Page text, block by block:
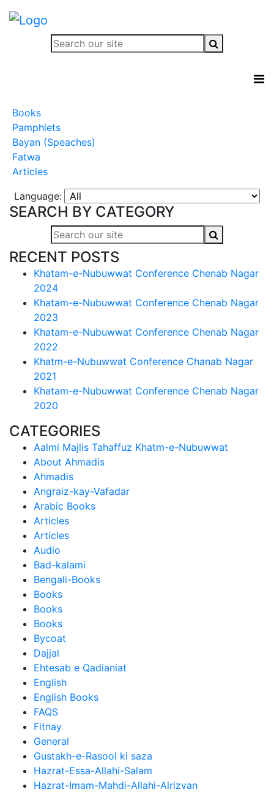
Books
Pamphlets
Bayan (Speaches)
Fatwa
Articles
Language:
SEARCH BY CATEGORY
RECENT POSTS
Khatam-e-Nubuwwat Conference Chenab Nagar
2024
Khatam-e-Nubuwwat Conference Chenab Nagar
2023
Khatam-e-Nubuwwat Conference Chenab Nagar
2022
Khatm-e-Nubuwwat Conference Chanab Nagar
2021
Khatam-e-Nubuwwat Conference Chenab Nagar
2020
CATEGORIES
Aalmi Majlis Tahaffuz Khatm-e-Nubuwwat
About Ahmadis
Ahmadis
Angraiz-kay-Vafadar
Arabic Books
Articles
Articles
Audio
Bad-kalami
Bengali-Books
Books
Books
Books
Bycoat
Dajjal
Ehtesab e Qadianiat
English
English Books
FAQS
Fitnay
General
Gustakh-e-Rasool ki saza
Hazrat-Essa-Allahi-Salam
Hazrat-Imam-Mahdi-Allahi-Alrizvan